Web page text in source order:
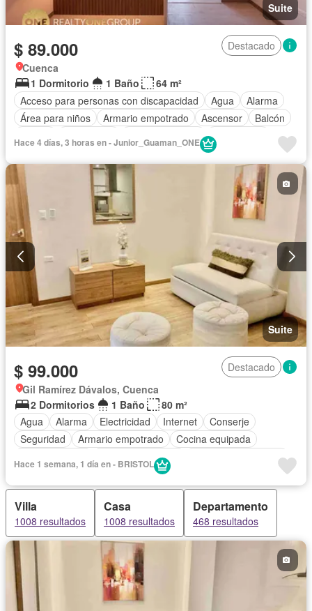
Suite
$ 89.000
Destacado
Cuenca
1 Dormitorio
1 Baño
64 m²
Acceso para personas con discapacidad
Agua
Alarma
Área para niños
Armario empotrado Ascensor
Balcón
Gas natural
Internet
Conserje
Sauna Seguridad
Vista panorámica
Wifi
Hace 4 días, 3 horas en - Junior_Guaman_ONE
Suite
$ 99.000
Destacado
Gil Ramírez Dávalos, Cuenca
2 Dormitorios
1 Baño
80 m²
Agua
Alarma Electricidad Internet
Conserje
Seguridad
Armario empotrado
Cocina equipada
Cuarto de servicio
Garita de guardianía
Hace 1 semana, 1 día en - BRISTOL
Villa
1008 resultados
Casa
1008 resultados
Departamento
468 resultados